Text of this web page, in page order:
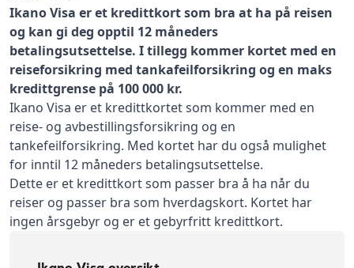
Ikano Visa er et kredittkort som bra at ha på reisen
og kan gi deg opptil 12 måneders
betalingsutsettelse. I tillegg kommer kortet med en
reiseforsikring med tankafeilforsikring og en maks
kredittgrense på 100 000 kr.
Ikano Visa er et kredittkortet som kommer med en
reise- og avbestillingsforsikring og en
tankefeilforsikring. Med kortet har du også mulighet
for inntil 12 måneders betalingsutsettelse.
Dette er et kredittkort som passer bra å ha når du
reiser og passer bra som hverdagskort. Kortet har
ingen årsgebyr og er et gebyrfritt kredittkort.